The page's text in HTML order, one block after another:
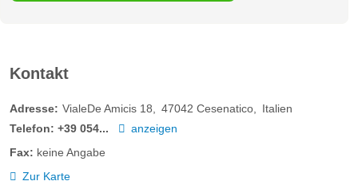
Kontakt
Adresse: VialeDe Amicis 18 47042 Cesenatico
Italien
Telefon: +39 054...
anzeigen
Fax: keine Angabe
Zur Karte